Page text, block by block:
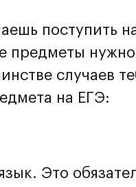
поступить
предметы нужно
случаев
на ЕГЭ:
Это